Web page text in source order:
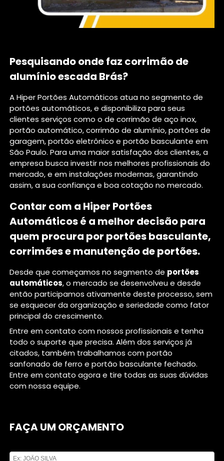
Pesquisando onde faz corrimão de
alumínio escada Brás?
A Hiper Portões Automáticos atua no segmento de
portões automáticos, e disponibiliza para seus
clientes serviços como o de corrimão de aço inox,
portão automático, corrimão de alumínio, portões de
garagem, portão eletrônico e portão basculante em
São Paulo. Para uma maior satisfação dos clientes, a
empresa busca investir nos melhores profissionais do
mercado, e em instalações modernas, garantindo
assim, a sua confiança e boa cotação no mercado.
Contar com a Hiper Portões
Automáticos é a melhor decisão para
quem procura por portões basculante,
corrimões e manutenção de portões.
Desde que começamos no segmento de portões
automáticos, o mercado se desenvolveu e desde
então participamos ativamente deste processo, sem
se esquecer da organização e seriedade como fator
principal do crescimento.
Entre em contato com nossos profissionais e tenha
todo o suporte que precisa. Além dos serviços já
citados, também trabalhamos com portão
sanfonado de ferro e portão basculante fechado.
Entre em contato agora e tire todas as suas dúvidas
com nossa equipe.
FAÇA UM ORÇAMENTO